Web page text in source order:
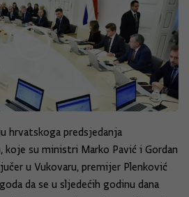
hrvatskoga predsjedanja
su ministri Marko Pavić i Gordan
u Vukovaru, premijer Plenković
da se u sljedećih godinu dana